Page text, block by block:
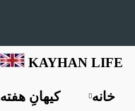
KAYHAN LIFE
کیهانِ هفته خانه